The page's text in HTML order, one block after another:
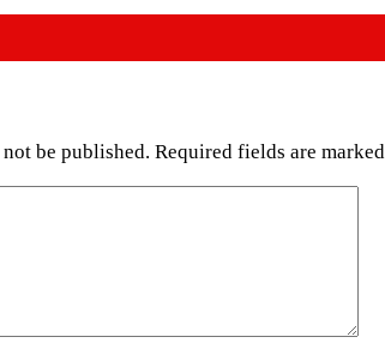
be published. Required fields are marked